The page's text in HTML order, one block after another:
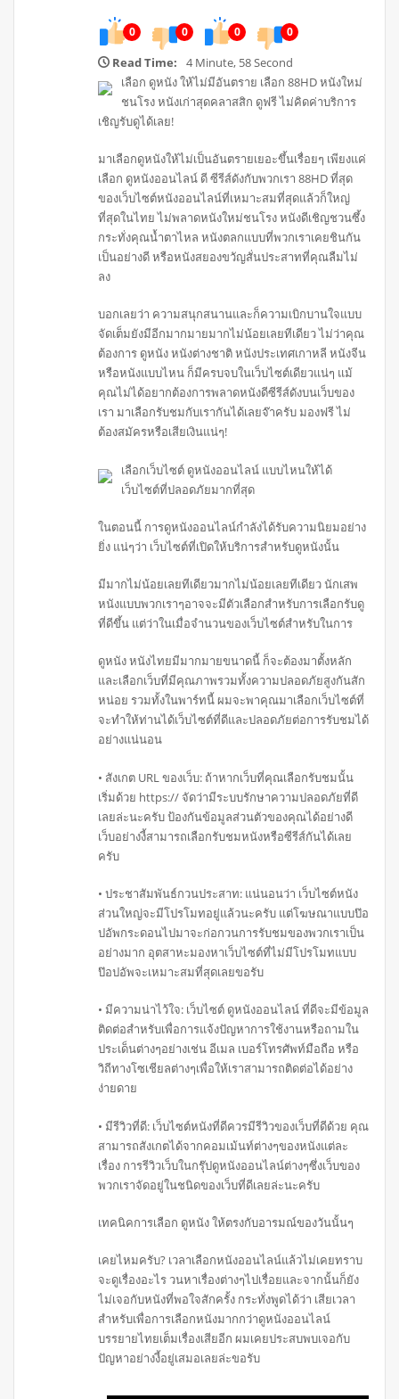
0 0 0 0
Read Time:
4 Minute, 58 Second
เลือก ดูหนัง ให้ไม่มีอันตราย เลือก 88HD หนังใหม่
ชนโรง หนังเก่าสุดคลาสสิก ดูฟรี ไม่คิดค่าบริการ
เชิญรับดูได้เลย!
มาเลือกดูหนังให้ไม่เป็นอันตรายเยอะขึ้นเรื่อยๆ เพียงแค่
เลือก ดูหนังออนไลน์ ดี ซีรีส์ดังกับพวกเรา 88HD ที่สุด
ของเว็บไซต์หนังออนไลน์ที่เหมาะสมที่สุดแล้วก็ใหญ่
ที่สุดในไทย ไม่พลาดหนังใหม่ชนโรง หนังดีเชิญชวนซึ้ง
กระทั่งคุณน้ำตาไหล หนังตลกแบบที่พวกเราเคยชินกัน
เป็นอย่างดี หรือหนังสยองขวัญสั่นประสาทที่คุณลืมไม่
ลง
บอกเลยว่า ความสนุกสนานและก็ความเบิกบานใจแบบ
จัดเต็มยังมีอีกมากมายมากไม่น้อยเลยทีเดียว ไม่ว่าคุณ
ต้องการ ดูหนัง หนังต่างชาติ หนังประเทศเกาหลี หนังจีน
หรือหนังแบบไหน ก็มีครบจบในเว็บไซต์เดียวแน่ๆ แม้
คุณไม่ได้อยากต้องการพลาดหนังดีซีรีส์ดังบนเว็บของ
เรา มาเลือกรับชมกับเรากันได้เลยจ๊าครับ มองฟรี ไม่
ต้องสมัครหรือเสียเงินแน่ๆ!
เลือกเว็บไซต์ ดูหนังออนไลน์ แบบไหนให้ได้
เว็บไซต์ที่ปลอดภัยมากที่สุด
ในตอนนี้ การดูหนังออนไลน์กำลังได้รับความนิยมอย่าง
ยิ่ง แน่ๆว่า เว็บไซต์ที่เปิดให้บริการสำหรับดูหนังนั้น
มีมากไม่น้อยเลยทีเดียวมากไม่น้อยเลยทีเดียว นักเสพ
หนังแบบพวกเราๆอาจจะมีตัวเลือกสำหรับการเลือกรับดู
ที่ดีขึ้น แต่ว่าในเมื่อจำนวนของเว็บไซต์สำหรับในการ
ดูหนัง หนังไทยมีมากมายขนาดนี้ ก็จะต้องมาตั้งหลัก
และเลือกเว็บที่มีคุณภาพรวมทั้งความปลอดภัยสูงกันสัก
หน่อย รวมทั้งในพาร์ทนี้ ผมจะพาคุณมาเลือกเว็บไซต์ที่
จะทำให้ท่านได้เว็บไซต์ที่ดีและปลอดภัยต่อการรับชมได้
อย่างแน่นอน
• สังเกต URL ของเว็บ: ถ้าหากเว็บที่คุณเลือกรับชมนั้น
เริ่มด้วย https:// จัดว่ามีระบบรักษาความปลอดภัยที่ดี
เลยล่ะนะครับ ป้องกันข้อมูลส่วนตัวของคุณได้อย่างดี
เว็บอย่างงี้สามารถเลือกรับชมหนังหรือซีรีส์กันได้เลย
ครับ
• ประชาสัมพันธ์กวนประสาท: แน่นอนว่า เว็บไซต์หนัง
ส่วนใหญ่จะมีโปรโมทอยู่แล้วนะครับ แต่โฆษณาแบบป๊อ
ปอัพกระดอนไปมาจะก่อกวนการรับชมของพวกเราเป็น
อย่างมาก อุตสาหะมองหาเว็บไซต์ที่ไม่มีโปรโมทแบบ
ป๊อปอัพจะเหมาะสมที่สุดเลยขอรับ
• มีความน่าไว้ใจ: เว็บไซต์ ดูหนังออนไลน์ ที่ดีจะมีข้อมูล
ติดต่อสำหรับเพื่อการแจ้งปัญหาการใช้งานหรือถามใน
ประเด็นต่างๆอย่างเช่น อีเมล เบอร์โทรศัพท์มือถือ หรือ
วิถีทางโซเชียลต่างๆเพื่อให้เราสามารถติดต่อได้อย่าง
ง่ายดาย
• มีรีวิวที่ดี: เว็บไซต์หนังที่ดีควรมีรีวิวของเว็บที่ดีด้วย คุณ
สามารถสังเกตได้จากคอมเม้นท์ต่างๆของหนังแต่ละ
เรื่อง การรีวิวเว็บในกรุ๊ปดูหนังออนไลน์ต่างๆซึ่งเว็บของ
พวกเราจัดอยู่ในชนิดของเว็บที่ดีเลยล่ะนะครับ
เทคนิคการเลือก ดูหนัง ให้ตรงกับอารมณ์ของวันนั้นๆ
เคยไหมครับ? เวลาเลือกหนังออนไลน์แล้วไม่เคยทราบ
จะดูเรื่องอะไร วนหาเรื่องต่างๆไปเรื่อยและจากนั้นก็ยัง
ไม่เจอกับหนังที่พอใจสักครั้ง กระทั่งพูดได้ว่า เสียเวลา
สำหรับเพื่อการเลือกหนังมากกว่าดูหนังออนไลน์
บรรยายไทยเต็มเรื่องเสียอีก ผมเคยประสบพบเจอกับ
ปัญหาอย่างงี้อยู่เสมอเลยล่ะขอรับ